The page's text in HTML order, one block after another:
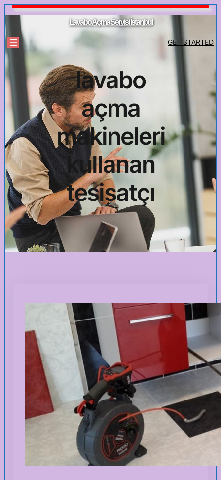
İçeriğe
Lavabo Açma Servisi İstanbul
GET STARTED
lavabo
açma
makineleri
kullanan
tesisatçı